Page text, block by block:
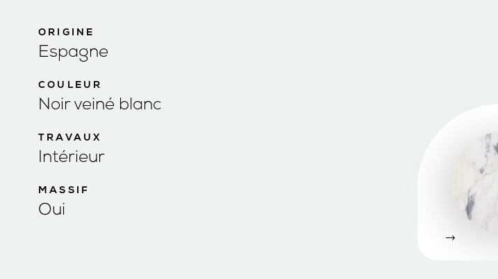
ORIGINE
Espagne
COULEUR
Noir veiné blanc
TRAVAUX
Intérieur
MASSIF
Oui